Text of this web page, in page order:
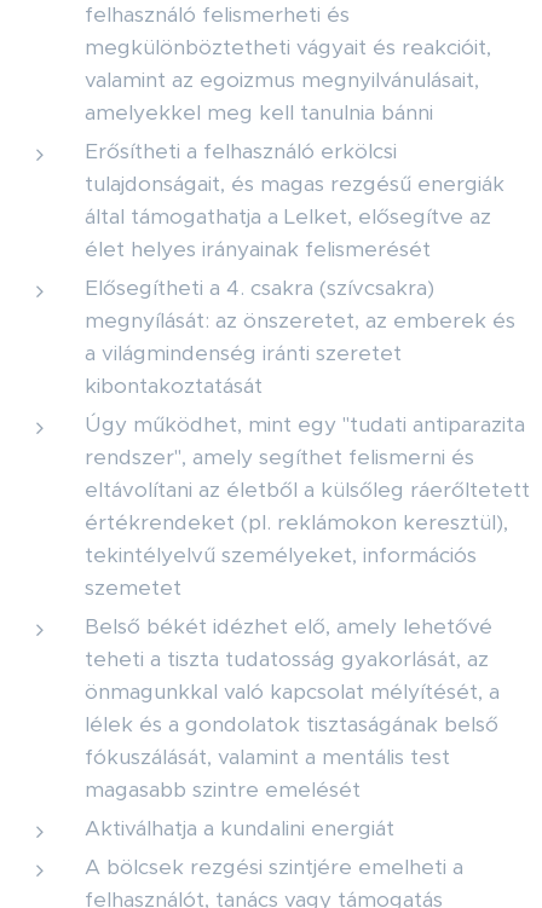
felhasználó felismerheti és
megkülönböztetheti vágyait és reakcióit,
valamint az egoizmus megnyilvánulásait,
amelyekkel meg kell tanulnia bánni
Erősítheti a felhasználó erkölcsi
tulajdonságait, és magas rezgésű energiák
által támogathatja a Lelket, elősegítve az
élet helyes irányainak felismerését
Elősegítheti a 4. csakra (szívcsakra)
megnyílását: az önszeretet, az emberek és
a világmindenség iránti szeretet
kibontakoztatását
Úgy működhet, mint egy "tudati antiparazita
rendszer", amely segíthet felismerni és
eltávolítani az életből a külsőleg ráerőltetett
értékrendeket (pl. reklámokon keresztül),
tekintélyelvű személyeket, információs
szemetet
Belső békét idézhet elő, amely lehetővé
teheti a tiszta tudatosság gyakorlását, az
önmagunkkal való kapcsolat mélyítését, a
lélek és a gondolatok tisztaságának belső
fókuszálását, valamint a mentális test
magasabb szintre emelését
Aktiválhatja a kundalini energiát
A bölcsek rezgési szintjére emelheti a
felhasználót, tanács vagy támogatás